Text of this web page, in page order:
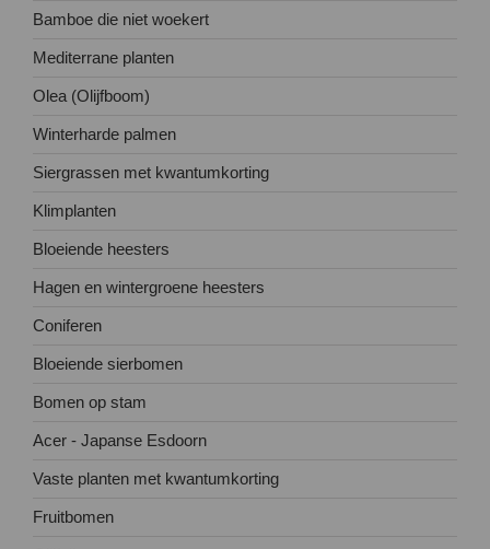
Bamboe die niet woekert
Mediterrane planten
Olea (Olijfboom)
Winterharde palmen
Siergrassen met kwantumkorting
Klimplanten
Bloeiende heesters
Hagen en wintergroene heesters
Coniferen
Bloeiende sierbomen
Bomen op stam
Acer - Japanse Esdoorn
Vaste planten met kwantumkorting
Fruitbomen